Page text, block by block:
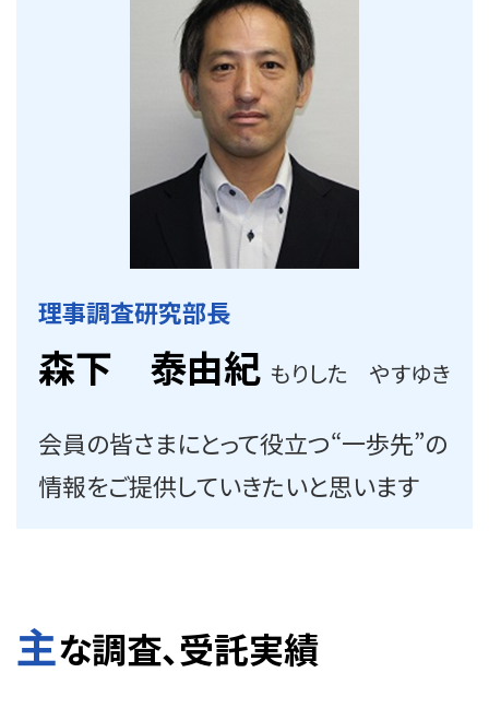
理事調査研究部長
森下 泰由紀 もりした やすゆき
会員の皆さまにとって役立つ“一歩先”の
情報をご提供していきたいと思います
主な調査、受託実績